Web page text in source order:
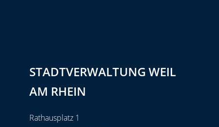
STADTVERWALTUNG WEIL
AM RHEIN
Rathausplatz 1